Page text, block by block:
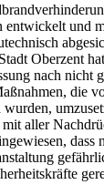
entwickelt und
Oberzent
nach nicht
die
wurden,
mit aller
dass